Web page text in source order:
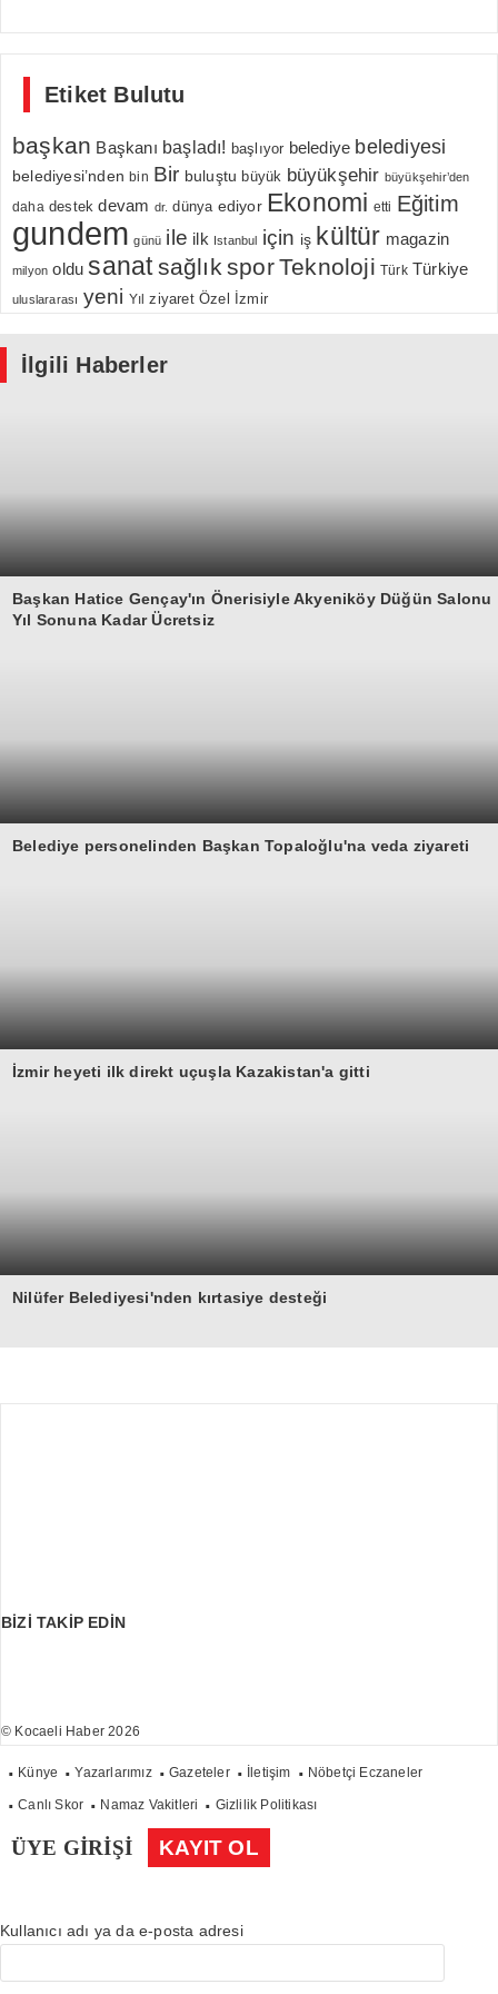
Etiket Bulutu
başkan Başkanı başladı! başlıyor belediye belediyesi
belediyesi’nden bin Bir buluştu büyük büyükşehir büyükşehir’den
daha destek devam dr. dünya ediyor Ekonomi etti Eğitim
gundem günü ile ilk Istanbul için iş kültür magazin
milyon oldu sanatsağlık sporTeknoloji Türk Türkiye
uluslararası yeni Yıl ziyaret Özel İzmir
İlgili Haberler
Başkan Hatice Gençay'ın Önerisiyle Akyeniköy Düğün Salonu
Yıl Sonuna Kadar Ücretsiz
Belediye personelinden Başkan Topaloğlu'na veda ziyareti
İzmir heyeti ilk direkt uçuşla Kazakistan'a gitti
Nilüfer Belediyesi'nden kırtasiye desteği
BİZİ TAKİP EDİN
© Kocaeli Haber 2026
Künye Yazarlarımız Gazeteler İletişim Nöbetçi Eczaneler
Canlı Skor Namaz Vakitleri Gizlilik Politikası
ÜYE GİRİŞİ KAYIT OL
Kullanıcı adı ya da e-posta adresi